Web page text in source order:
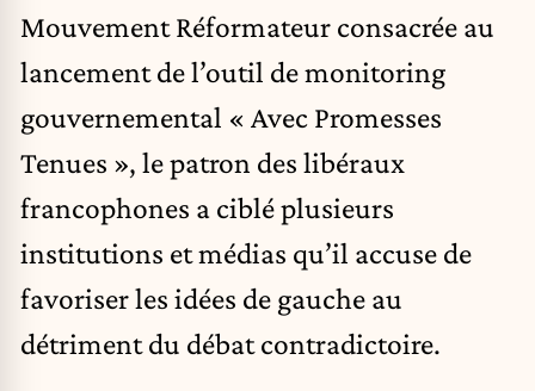
Mouvement Réformateur consacrée au
lancement de l’outil de monitoring
gouvernemental « Avec Promesses
Tenues », le patron des libéraux
francophones a ciblé plusieurs
institutions et médias qu’il accuse de
favoriser les idées de gauche au
détriment du débat contradictoire.